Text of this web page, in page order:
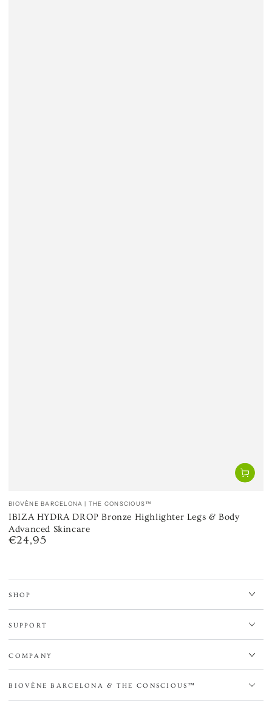
Venditore:
BIOVÈNE BARCELONA | THE CONSCIOUS™
IBIZA HYDRA DROP Bronze Highlighter Legs & Body
Advanced Skincare
Prezzo
€24,95
SHOP
SUPPORT
COMPANY
BIOVÈNE BARCELONA & THE CONSCIOUS™